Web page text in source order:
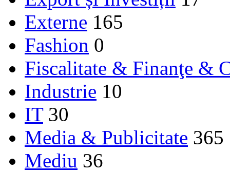
Externe 165
Fashion 0
Fiscalitate & Finanţe &
Industrie 10
IT 30
Media & Publicitate 365
Mediu 36